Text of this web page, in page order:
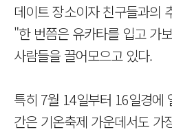
데이트 장소이자 친구들과의
"한 번쯤은 유카타를 입고 가
사람들을 끌어모으고 있다.
특히 7월 14일부터 16일경에
간은 기온축제 가운데서도 가